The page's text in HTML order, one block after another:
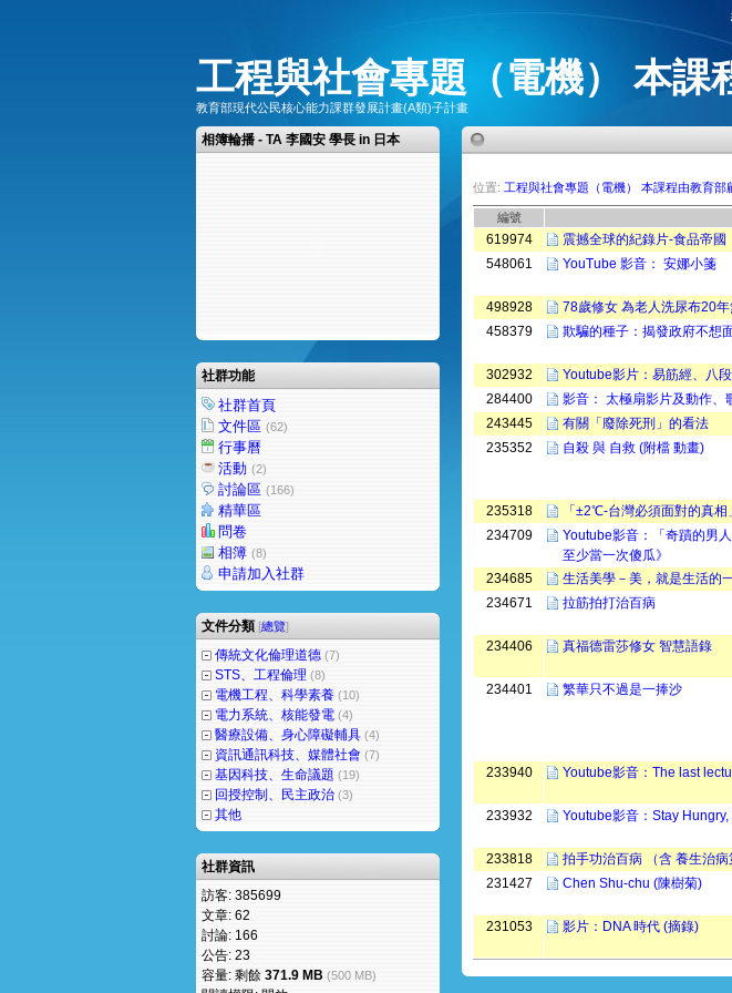
工程與社會專題（電機） 本課
教育部現代公民核心能力課群發展計畫(A類)子計畫
相簿輪播 - TA 李國安 學長 in 日本
社群功能
社群首頁
文件區 (62)
行事曆
活動 (2)
討論區 (166)
精華區
問卷
相簿 (8)
申請加入社群
文件分類 [總覽]
傳統文化倫理道德 (7)
STS、工程倫理 (8)
電機工程、科學素養 (10)
電力系統、核能發電 (4)
醫療設備、身心障礙輔具 (4)
資訊通訊科技、媒體社會 (7)
基因科技、生命議題 (19)
回授控制、民主政治 (3)
其他
社群資訊
訪客: 385699
文章: 62
討論: 166
公告: 23
容量: 剩餘 371.9 MB (500 MB)
位置: 工程與社會專題（電機） 本課程由教育部
編號
619974 震撼全球的紀錄片-食品帝國
548061 YouTube 影音： 安娜小箋
498928 78歲修女 為老人洗尿布20
458379 欺騙的種子：揭發政府不想
302932 Youtube影片：易筋經、八
284400 影音： 太極扇影片及動作、
243445 有關「廢除死刑」的看法
235352 自殺 與 自救 (附檔 動畫)
235318 「±2℃-台灣必須面對的真相」
234709
Youtube影音：「奇蹟的男
至少當一次傻瓜》
234685 生活美學－美，就是生活的
234671 拉筋拍打治百病
234406 真福德雷莎修女 智慧語錄
234401 繁華只不過是一捧沙
233940 Youtube影音：The last
233932 Youtube影音：Stay
233818 拍手功治百病 （含 養生治病
231427 Chen Shu-chu (陳樹菊)
231053 影片：DNA 時代 (摘錄)